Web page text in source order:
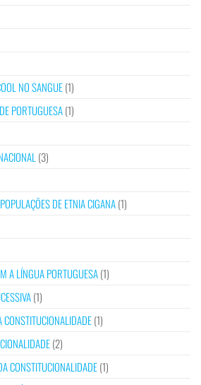
NO SANGUE(1)
PORTUGUESA(1)
(3)
DE ETNIA CIGANA(1)
A LÍNGUA PORTUGUESA(1)
(1)
CONSTITUCIONALIDADE(1)
(2)
CONSTITUCIONALIDADE(1)